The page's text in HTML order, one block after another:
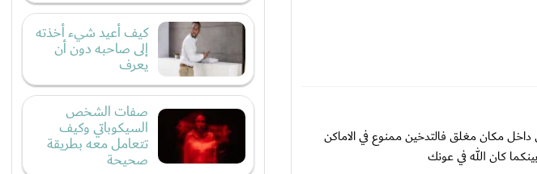
مكان مغلق فالتدخين ممنوع في الاماكن
كان الله في عونك
كيف أعيد شيء أخذته
إلى صاحبه دون أن
يعرف
صفات الشخص
السيكوباتي وكيف
تتعامل معه بطريقة
صحيحة